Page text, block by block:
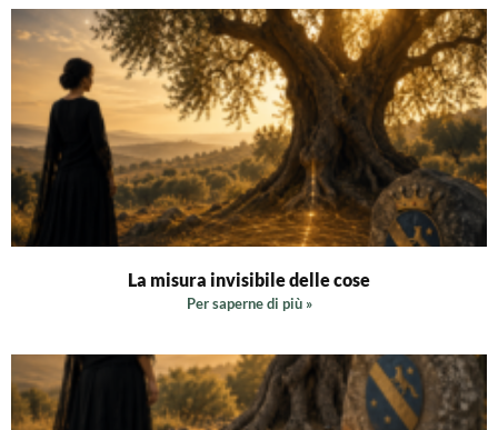
La misura invisibile delle cose
Per saperne di più »